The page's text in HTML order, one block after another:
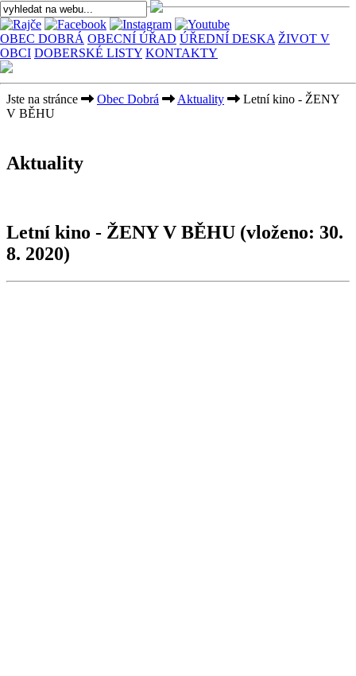
OBEC DOBRÁ OBECNÍ ÚŘAD ÚŘEDNÍ DESKA ŽIVOT V
OBCI DOBERSKÉ LISTY KONTAKTY
Jste na stránce Obec Dobrá Aktuality
Letní kino - ŽENY
V BĚHU
Aktuality
Letní kino - ŽENY V BĚHU (vloženo: 30.
8. 2020)